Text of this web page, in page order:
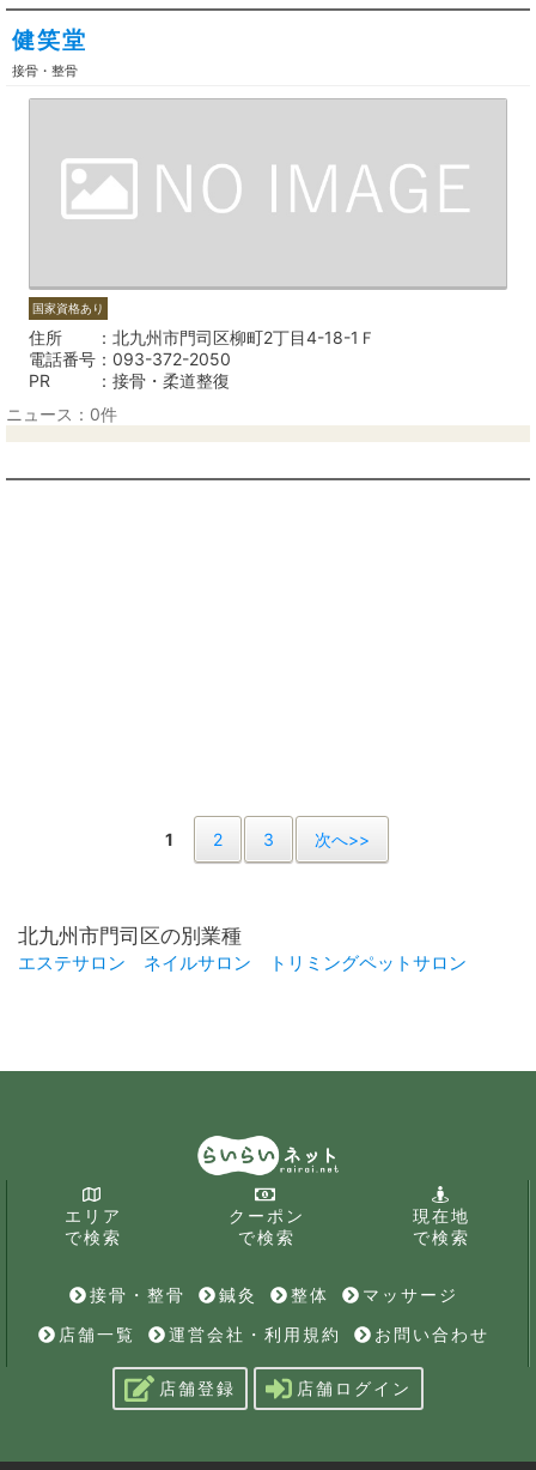
健笑堂
接骨・整骨
国家資格あり
住所
北九州市門司区柳町2丁目4-18-1Ｆ
電話番号
093-372-2050
PR
接骨・柔道整復
ニュース：0件
1 2 3 次へ>>
北九州市門司区の別業種
エステサロン ネイルサロン トリミングペットサロン
エリア
で検索
クーポン
で検索
現在地
で検索
接骨・整骨 鍼灸 整体
マッサージ
店舗一覧
運営会社・利用規約 お問い合わせ
店舗登録 店舗ログイン